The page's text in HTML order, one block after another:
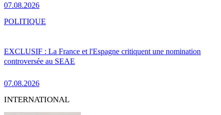
07.08.2026
EXCLUSIF : La France et l'Espagne critiquent une nomination
controversée au SEAE
07.08.2026
POLITIQUE
INTERNATIONAL